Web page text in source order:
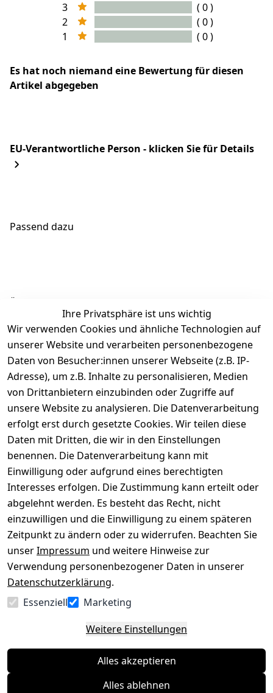
3
( 0 )
2
( 0 )
1
( 0 )
Es hat noch niemand eine Bewertung für diesen
Artikel abgegeben
EU-Verantwortliche Person - klicken Sie für Details
Passend dazu
Ähnliche Produkte
Ihre Privatsphäre ist uns wichtig
Wir verwenden Cookies und ähnliche Technologien auf
unserer Website und verarbeiten personenbezogene
Daten von Besucher:innen unserer Webseite (z.B. IP-
Adresse), um z.B. Inhalte zu personalisieren, Medien
von Drittanbietern einzubinden oder Zugriffe auf
unsere Website zu analysieren. Die Datenverarbeitung
erfolgt erst durch gesetzte Cookies. Wir teilen diese
Daten mit Dritten, die wir in den Einstellungen
benennen. Die Datenverarbeitung kann mit
Einwilligung oder aufgrund eines berechtigten
Interesses erfolgen. Die Zustimmung kann erteilt oder
abgelehnt werden. Es besteht das Recht, nicht
einzuwilligen und die Einwilligung zu einem späteren
Zeitpunkt zu ändern oder zu widerrufen. Beachten Sie
unserImpressum und weitere Hinweise zur
Verwendung personenbezogener Daten in unserer
Datenschutzerklärung.
Essenziell
Marketing
Weitere Einstellungen
Alles akzeptieren
Alles ablehnen
Rechtliches
AGB
Impressum
Datenschutze
rklärung
Barrierefreihe
itserklärung
Widerrufsrec
ht
Über uns
Kontakt
Registrieren
Kataloge zum
Download
Pflege &
Kundendienst
Kiefermöbel
Hilfe
Wir
versenden
mit
Zahle
bequem per
Vertrag
widerrufen